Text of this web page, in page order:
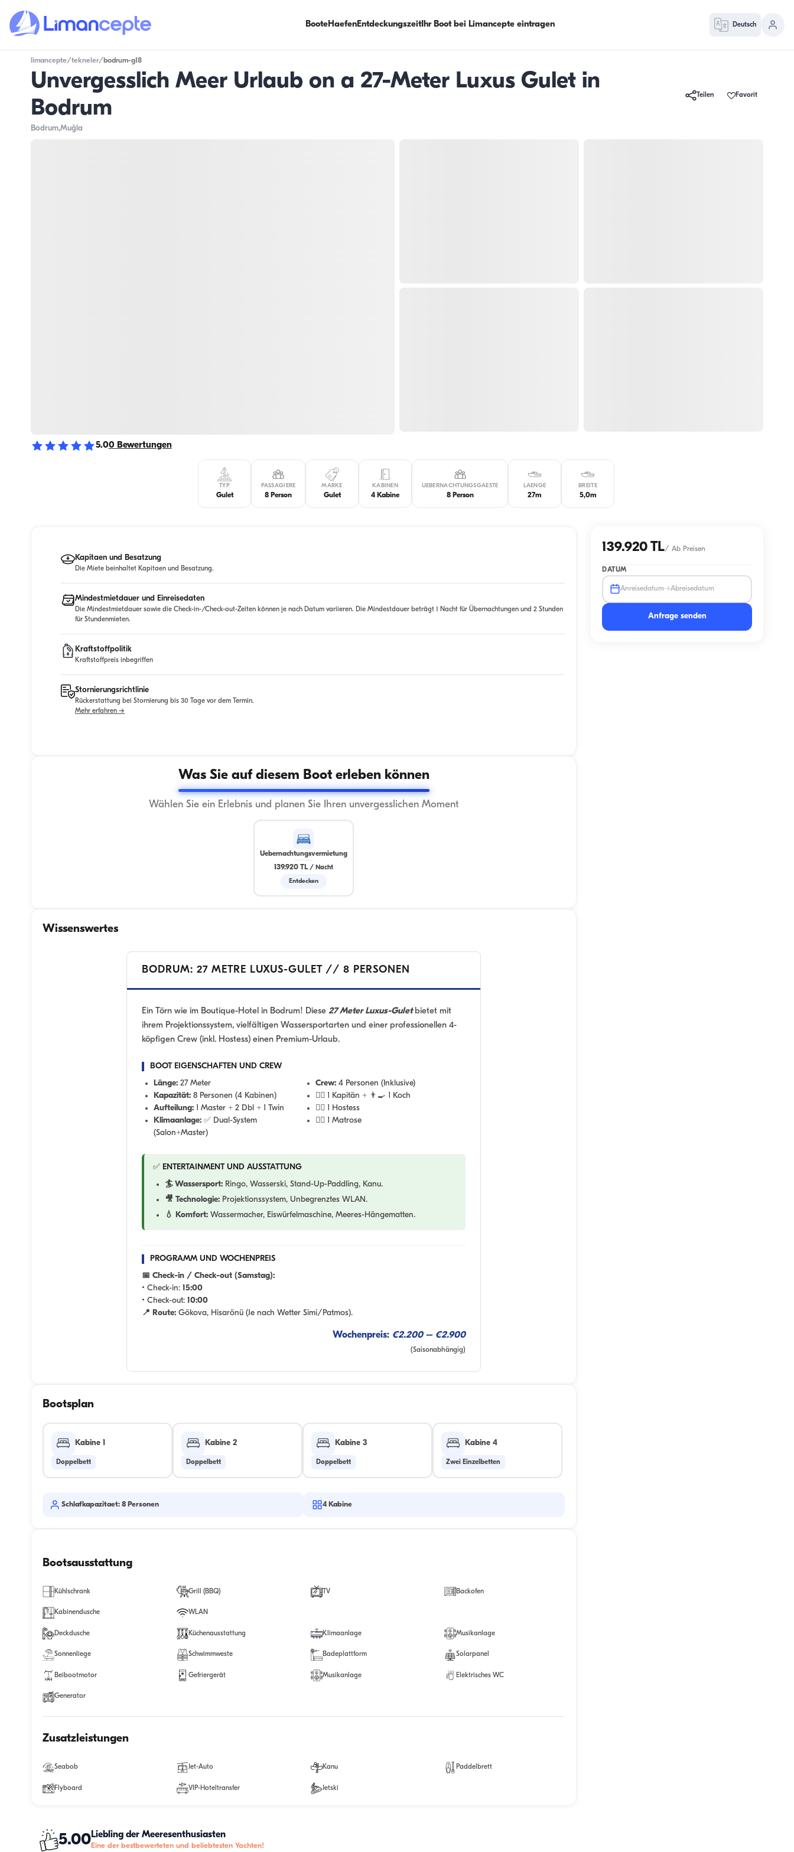
BooteHaefenEntdeckungszeitIhr Boot bei Limancepte eintragen Deutsch
limancepte/tekneler/ bodrum-g18
Unvergesslich Meer Urlaub on a 27-Meter Luxus Gulet in
Bodrum
Teilen Favorit
Bodrum,Muğla
5.00 Bewertungen
TYP
Gulet
PASSAGIERE
8 Person
MARKE
Gulet
KABINEN
4 Kabine
UEBERNACHTUNGSGAESTE
8 Person
LAENGE
27m
BREITE
5,0m
Kapitaen und Besatzung
Die Miete beinhaltet Kapitaen und Besatzung.
Mindestmietdauer und Einreisedaten
Die Mindestmietdauer sowie die Check-in-/Check-out-Zeiten können je nach Datum variieren. Die Mindestdauer beträgt 1 Nacht für Übernachtungen und 2 Stunden
für Stundenmieten.
Kraftstoffpolitik
Kraftstoffpreis inbegriffen
Stornierungsrichtlinie
Rückerstattung bei Stornierung bis 30 Tage vor dem Termin.
Mehr erfahren →
Was Sie auf diesem Boot erleben können
Wählen Sie ein Erlebnis und planen Sie Ihren unvergesslichen Moment
Uebernachtungsvermietung
139.920 TL/ Nacht
Entdecken
Wissenswertes
BODRUM: 27 METRE LUXUS-GULET // 8 PERSONEN
Ein Törn wie im Boutique-Hotel in Bodrum! Diese 27 Meter Luxus-Guletbietet mit
ihrem Projektionssystem, vielfältigen Wassersportarten und einer professionellen 4-
köpfigen Crew (inkl. Hostess) einen Premium-Urlaub.
BOOT EIGENSCHAFTEN UND CREW
Länge: 27 Meter
Kapazität: 8 Personen (4 Kabinen)
Aufteilung: 1 Master + 2 Dbl + 1 Twin
Klimaanlage: ✅ Dual-System
(Salon+Master)
Crew: 4 Personen (Inklusive)
👨‍✈️ 1 Kapitän + 👨‍🍳 1 Koch
💁‍♀️ 1 Hostess
🧑‍✈️ 1 Matrose
✅ ENTERTAINMENT UND AUSSTATTUNG
🏄 Wassersport: Ringo, Wasserski, Stand-Up-Paddling, Kanu.
🎥 Technologie: Projektionssystem, Unbegrenztes WLAN.
💧 Komfort: Wassermacher, Eiswürfelmaschine, Meeres-Hängematten.
PROGRAMM UND WOCHENPREIS
📅 Check-in / Check-out (Samstag):
• Check-in: 15:00
• Check-out: 10:00
📍 Route: Gökova, Hisarönü (Je nach Wetter Simi/Patmos).
Wochenpreis: €2.200 – €2.900
(Saisonabhängig)
Bootsplan
Kabine 1
Doppelbett
Kabine 2
Doppelbett
Kabine 3
Doppelbett
Kabine 4
Zwei Einzelbetten
Schlafkapazitaet: 8 Personen 4 Kabine
Bootsausstattung
Kühlschrank Grill (BBQ) TV Backofen
Kabinendusche WLAN
Deckdusche Küchenausstattung Klimaanlage Musikanlage
Sonnenliege Schwimmweste Badeplattform Solarpanel
Beibootmotor Gefriergerät Musikanlage Elektrisches WC
Generator
Zusatzleistungen
Seabob Jet-Auto Kanu Paddelbrett
Flyboard VIP-Hoteltransfer Jetski
5.00Liebling der Meeresenthusiasten
Eine der bestbewerteten und beliebtesten Yachten!
139.920 TL/ Ab Preisen
DATUM
Anreisedatum→Abreisedatum
Anfrage senden